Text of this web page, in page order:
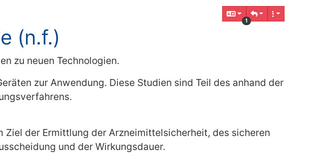
1
(n.f.)
zu neuen Technologien.
zur Anwendung. Diese Studien sind Teil des anhand der
der Ermittlung der Arzneimittelsicherheit, des sicheren
und der Wirkungsdauer.